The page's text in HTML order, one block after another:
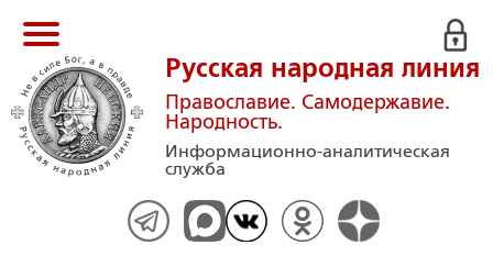
Русская народная линия
Православие. Самодержавие.
Народность.
Информационно-аналитическая
служба